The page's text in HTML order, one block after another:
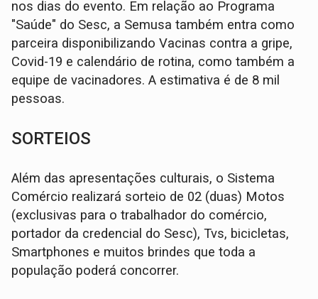
nos dias do evento. Em relação ao Programa
"Saúde" do Sesc, a Semusa também entra como
parceira disponibilizando Vacinas contra a gripe,
Covid-19 e calendário de rotina, como também a
equipe de vacinadores. A estimativa é de 8 mil
pessoas.
SORTEIOS
Além das apresentações culturais, o Sistema
Comércio realizará sorteio de 02 (duas) Motos
(exclusivas para o trabalhador do comércio,
portador da credencial do Sesc), Tvs, bicicletas,
Smartphones e muitos brindes que toda a
população poderá concorrer.